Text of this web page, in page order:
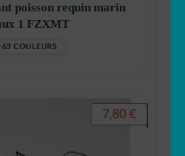
poisson requin marin
1 FZXMT
COULEURS
7,80 €